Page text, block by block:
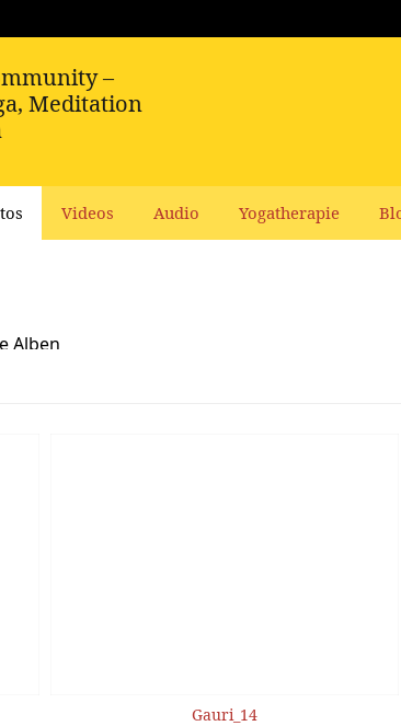
Videos Audio Yogatherapie
Alben
Gauri_14